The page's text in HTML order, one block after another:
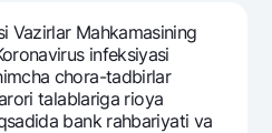
Vazirlar Mahkamasining
infеksiyasi
chora-tadbirlar
talablariga rioya
bank rahbariyati va